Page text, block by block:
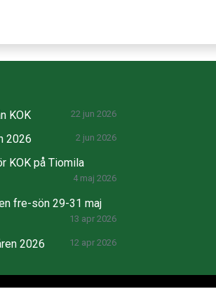
KOK 22 jun 2026
2026 2 jun 2026
KOK på Tiomila
4 maj 2026
fre-sön 29-31 maj
13 apr 2026
2026 12 apr 2026